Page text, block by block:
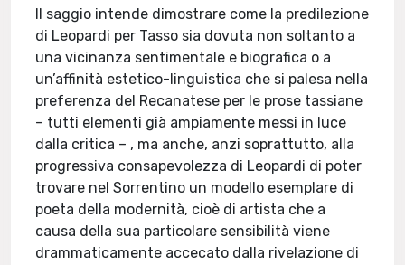
Il saggio intende dimostrare come la predilezione
di Leopardi per Tasso sia dovuta non soltanto a
una vicinanza sentimentale e biografica o a
un’affinità estetico-linguistica che si palesa nella
preferenza del Recanatese per le prose tassiane
– tutti elementi già ampiamente messi in luce
dalla critica – , ma anche, anzi soprattutto, alla
progressiva consapevolezza di Leopardi di poter
trovare nel Sorrentino un modello esemplare di
poeta della modernità, cioè di artista che a
causa della sua particolare sensibilità viene
drammaticamente accecato dalla rivelazione di